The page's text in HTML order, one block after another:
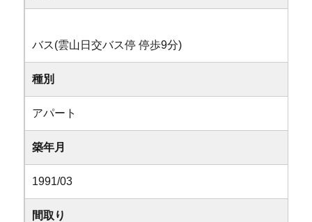
バス(雲山日交バス停 停歩9分)
種別
アパート
築年月
1991/03
間取り